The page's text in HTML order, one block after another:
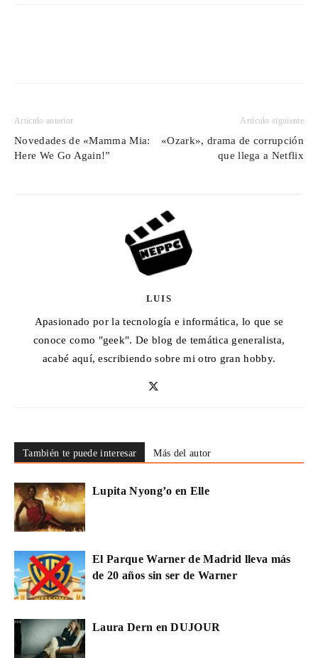
Artículo anterior
Novedades de «Mamma Mia:
Here We Go Again!”
Artículo siguiente
«Ozark», drama de corrupción
que llega a Netflix
LUIS
Apasionado por la tecnología e informática, lo que se
conoce como "geek". De blog de temática generalista,
acabé aquí, escribiendo sobre mi otro gran hobby.
También te puede interesar Más del autor
Lupita Nyong’o en Elle
El Parque Warner de Madrid lleva más
de 20 años sin ser de Warner
Laura Dern en DUJOUR